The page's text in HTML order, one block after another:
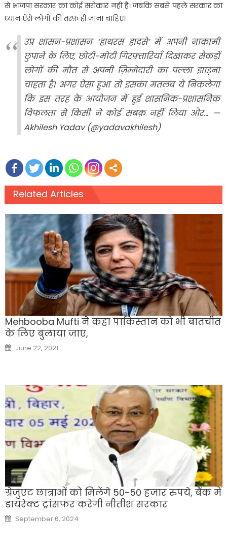
से भाजपा सरकार का कोई सरोकार नहीं है। जबकि सबसे पहले सरकार का
ध्यान ऐसे लोगों की तरफ़ ही जाना चाहिए।
उप्र शासन-प्रशासन ‘हाथरस हादसे’ में अपनी नाकामी
छुपाने के लिए, छोटी-मोटी गिरफ़्तारियाँ दिखाकर सैकड़ों
लोगों की मौत से अपनी ज़िम्मेदारी का पल्ला झाड़ना
चाहता है। अगर ऐसा हुआ तो इसका मतलब ये निकलेगा
कि इस तरह के आयोजन में हुई शासनिक-प्रशासनिक
विफलता से किसी ने कोई सबक़ नहीं लिया और… —
Akhilesh Yadav (@yadavakhilesh)
Related Articles
Mehbooba Mufti ने कहा पाकिस्तान को भी बातचीत
के लिए बुलाया जाए,
Posted
on
June 22, 2021
ग्रेजुएट छात्राओं को मिलेंगे 50-50 हजार रुपये, बैंक में
डायरेक्ट ट्रांसफर करेगी नीतीश सरकार
Posted
on
September 6, 2024